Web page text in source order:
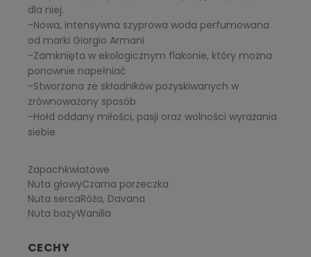
dla niej.
-Nowa, intensywna szyprowa woda perfumowana
od marki Giorgio Armani
-Zamknięta w ekologicznym flakonie, który można
ponownie napełniać
-Stworzona ze składników pozyskiwanych w
zrównoważony sposób
-Hołd oddany miłości, pasji oraz wolności wyrażania
siebie
Zapachkwiatowe
Nuta głowyCzarna porzeczka
Nuta sercaRóża, Davana
Nuta bazyWanilia
CECHY